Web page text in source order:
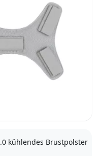
kühlendes Brustpolster